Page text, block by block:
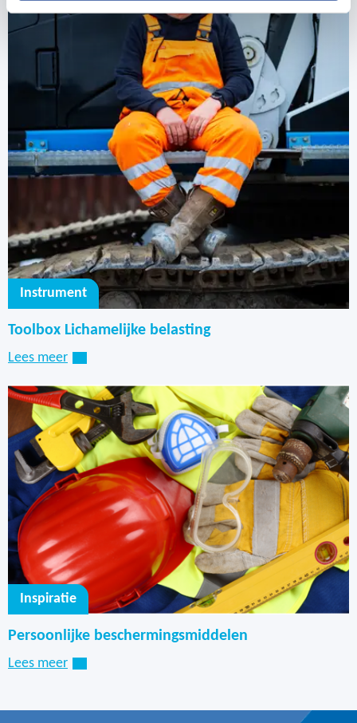
Instrument
Toolbox Lichamelijke belasting
Lees meer
Inspiratie
Persoonlijke beschermingsmiddelen
Lees meer